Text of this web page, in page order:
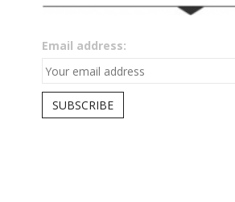
Email address: